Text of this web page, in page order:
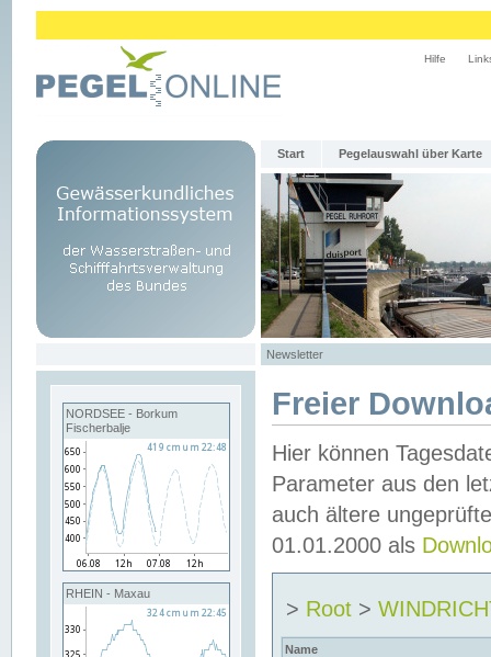
Hilfe
Start Pegelauswahl über Karte
Newsletter
NORDSEE - Borkum
Fischerbalje
RHEIN - Maxau
Freier
Hier können
Parameter aus den
auch ältere
01.01.2000 als
> Root >
Name